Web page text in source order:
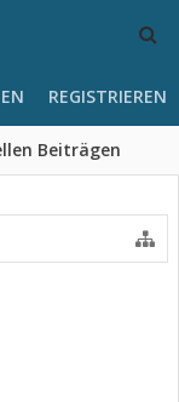
Beiträgen
REGISTRIEREN